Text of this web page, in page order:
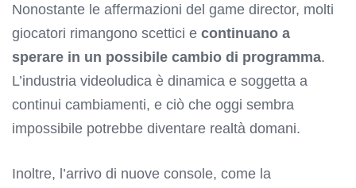
Nonostante le affermazioni del game director, molti
giocatori rimangono scettici e continuano a
sperare in un possibile cambio di programma.
L’industria videoludica è dinamica e soggetta a
continui cambiamenti, e ciò che oggi sembra
impossibile potrebbe diventare realtà domani.
Inoltre, l’arrivo di nuove console, come la